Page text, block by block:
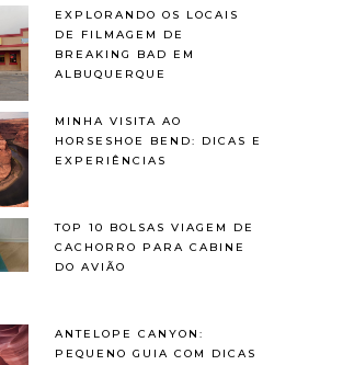
EXPLORANDO OS LOCAIS
DE FILMAGEM DE
BREAKING BAD EM
ALBUQUERQUE
MINHA VISITA AO
HORSESHOE BEND: DICAS E
EXPERIÊNCIAS
TOP 10 BOLSAS VIAGEM DE
CACHORRO PARA CABINE
DO AVIÃO
ANTELOPE CANYON:
PEQUENO GUIA COM DICAS